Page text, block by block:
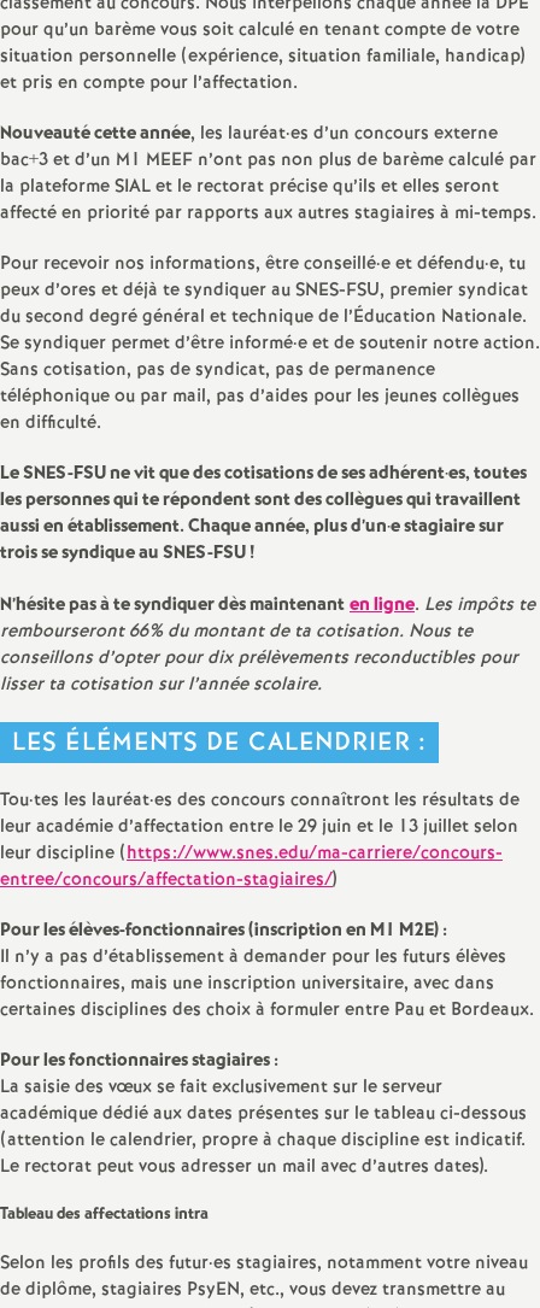
a
s
T
o
u
r
s
pour qu’un barème vous soit calculé en tenant compte de votre
situation personnelle (expérience, situation familiale, handicap)
et pris en compte pour l’affectation.
Nouveauté cette année, les lauréat·es d’un concours externe
bac+3 et d’un M1 MEEF n’ont pas non plus de barème calculé par
la plateforme SIAL et le rectorat précise qu’ils et elles seront
affecté en priorité par rapports aux autres stagiaires à mi-temps.
Pour recevoir nos informations, être conseillé·e et défendu·e, tu
peux d’ores et déjà te syndiquer au SNES-FSU, premier syndicat
du second degré général et technique de l’Éducation Nationale.
Se syndiquer permet d’être informé·e et de soutenir notre action.
Sans cotisation, pas de syndicat, pas de permanence
téléphonique ou par mail, pas d’aides pour les jeunes collègues
en difficulté.
Le SNES-FSU ne vit que des cotisations de ses adhérent·es, toutes
les personnes qui te répondent sont des collègues qui travaillent
aussi en établissement. Chaque année, plus d’un·e stagiaire sur
trois se syndique au SNES-FSU!
N’hésite pas à te syndiquer dès maintenanten ligne. Les impôts te
rembourseront 66% du montant de ta cotisation. Nous te
conseillons d’opter pour dix prélèvements reconductibles pour
lisser ta cotisation sur l’année scolaire.
LES ÉLÉMENTS DE CALENDRIER :
Tou·tes les lauréat·es des concours connaîtront les résultats de
leur académie d’affectation entre le 29 juin et le 13 juillet selon
leur discipline (https://www.snes.edu/ma-carriere/concours-
entree/concours/affectation-stagiaires/)
Pour les élèves-fonctionnaires (inscription en M1 M2E) :
Il n’y a pas d’établissement à demander pour les futurs élèves
fonctionnaires, mais une inscription universitaire, avec dans
certaines disciplines des choix à formuler entre Pau et Bordeaux.
Pour les fonctionnaires stagiaires :
La saisie des vœux se fait exclusivement sur le serveur
académique dédié aux dates présentes sur le tableau ci-dessous
(attention le calendrier, propre à chaque discipline est indicatif.
Le rectorat peut vous adresser un mail avec d’autres dates).
Tableau des affectations intra
Selon les profils des futur·es stagiaires, notamment votre niveau
de diplôme, stagiaires PsyEN, etc., vous devez transmettre au